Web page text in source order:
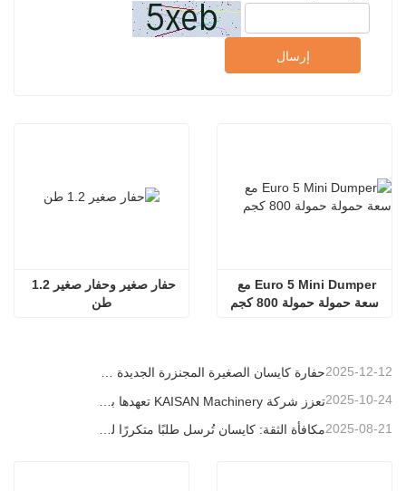
إرسال
طن
سعة حمولة حمولة 800 كجم
حفارة كايسان الصغيرة المجنزرة الجديدة بوزن 1.2 طن: تصميم بدون ذيل للعمليات في المساحات الضيقة 2025-12-12
2025-10-24
2025-08-21